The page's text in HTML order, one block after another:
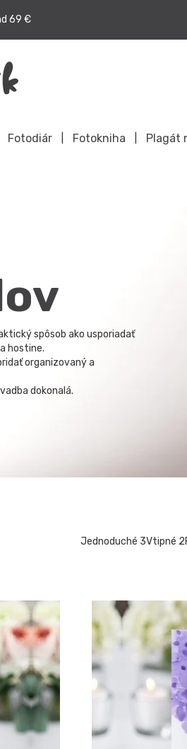
69 €
Fotodiár Fotokniha Plagát
spôsob ako usporiadať
hostine.
organizovaný a
dokonalá.
Jednoduché 3Vtipné 2